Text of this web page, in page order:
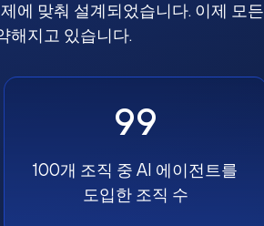
에 맞춰 설계되었습니다. 이제 모든
해지고 있습니다.
99
100개 조직 중 AI 에이전트를
도입한 조직 수